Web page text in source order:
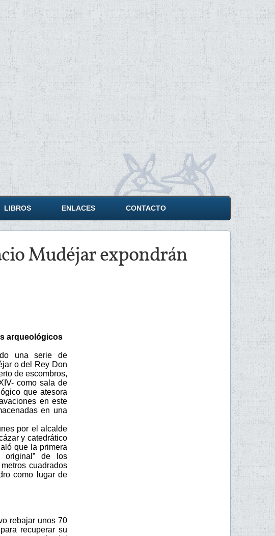
LIBROS ENLACES CONTACTO
Mudéjar expondrán
arqueológicos
una serie de
o del Rey Don
de escombros,
como sala de
que atesora
en este
en una
por el alcalde
y catedrático
que la primera
original” de los
cuadrados
como lugar de
rebajar unos 70
recuperar su